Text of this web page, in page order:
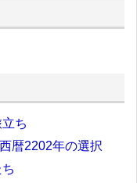
ち
暦2202年の選択